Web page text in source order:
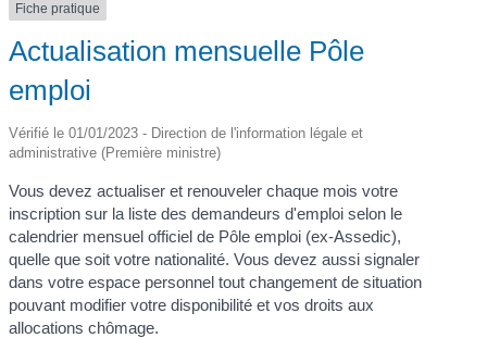
Fiche pratique
Actualisation mensuelle Pôle
emploi
Vérifié le 01/01/2023 - Direction de l'information légale et
administrative (Première ministre)
Vous devez actualiser et renouveler chaque mois votre
inscription sur la liste des demandeurs d'emploi selon le
calendrier mensuel officiel de Pôle emploi (ex-Assedic),
quelle que soit votre nationalité. Vous devez aussi signaler
dans votre espace personnel tout changement de situation
pouvant modifier votre disponibilité et vos droits aux
allocations chômage.